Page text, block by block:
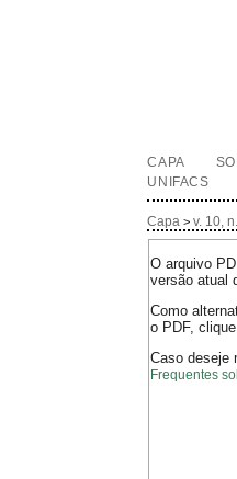
CAPA
UNIFACS
Capa >v. 10,
O arquivo
versão atual
Como
o PDF,
Caso deseje
Frequentes